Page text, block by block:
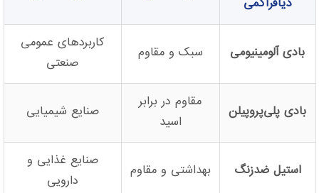
دیافراگمی
بادی آلومینیومی سبک و مقاوم
کاربردهای عمومی
صنعتی
بادی پلی‌پروپیلن
مقاوم در برابر
اسید
صنایع شیمیایی
استیل ضدزنگ بهداشتی و مقاوم
صنایع غذایی و
دارویی